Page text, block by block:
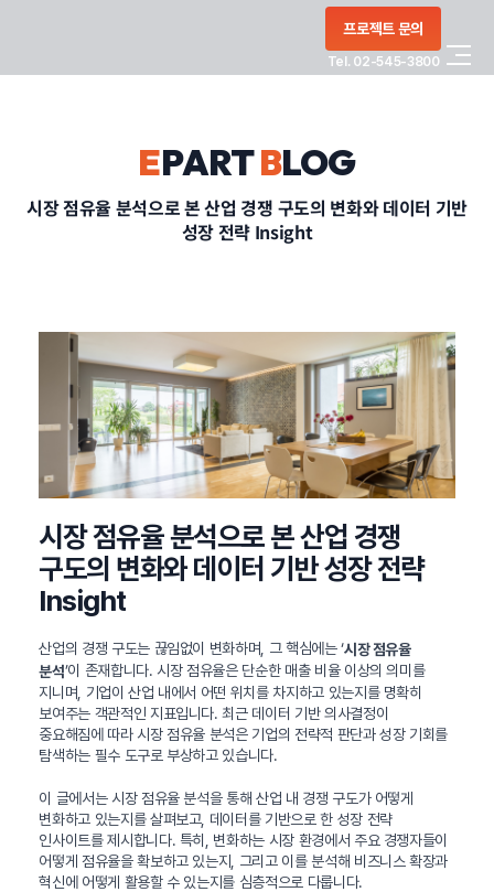
프로젝트 문의
Tel. 02-545-3800
CONTACT
정부지원사업
EPARTBLOG
시장 점유율 분석으로 본 산업 경쟁 구도의 변화와 데이터 기반
성장 전략 Insight
시장 점유율 분석으로 본 산업 경쟁
구도의 변화와 데이터 기반 성장 전략
Insight
산업의 경쟁 구도는 끊임없이 변화하며, 그 핵심에는 ‘시장 점유율
분석’이 존재합니다. 시장 점유율은 단순한 매출 비율 이상의 의미를
지니며, 기업이 산업 내에서 어떤 위치를 차지하고 있는지를 명확히
보여주는 객관적인 지표입니다. 최근 데이터 기반 의사결정이
중요해짐에 따라 시장 점유율 분석은 기업의 전략적 판단과 성장 기회를
탐색하는 필수 도구로 부상하고 있습니다.
이 글에서는 시장 점유율 분석을 통해 산업 내 경쟁 구도가 어떻게
변화하고 있는지를 살펴보고, 데이터를 기반으로 한 성장 전략
인사이트를 제시합니다. 특히, 변화하는 시장 환경에서 주요 경쟁자들이
어떻게 점유율을 확보하고 있는지, 그리고 이를 분석해 비즈니스 확장과
혁신에 어떻게 활용할 수 있는지를 심층적으로 다룹니다.